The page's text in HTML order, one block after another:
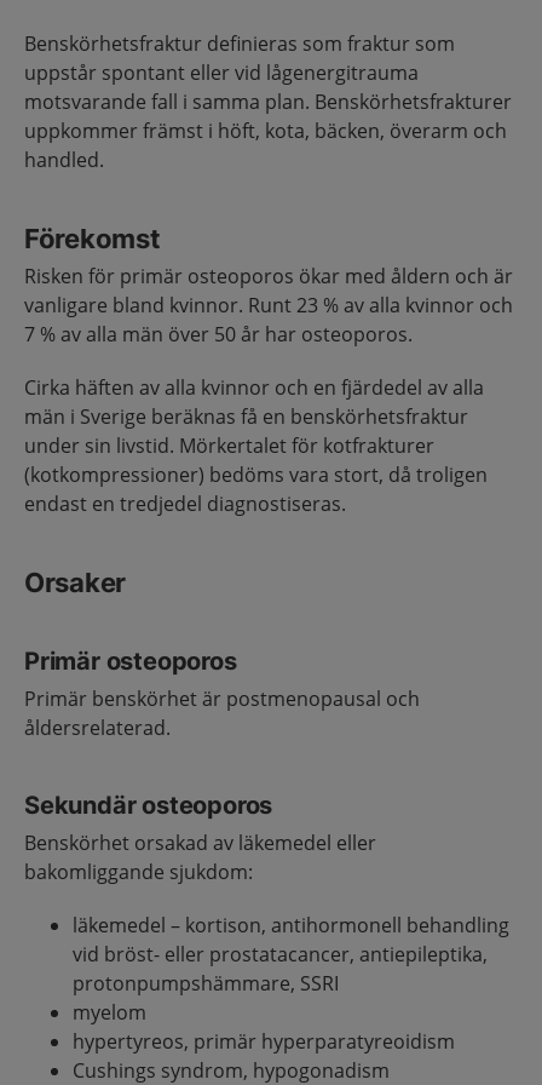
Benskörhetsfraktur definieras som fraktur som
uppstår spontant eller vid lågenergitrauma
motsvarande fall i samma plan. Benskörhetsfrakturer
uppkommer främst i höft, kota, bäcken, överarm och
handled.
Förekomst
Risken för primär osteoporos ökar med åldern och är
vanligare bland kvinnor. Runt 23 % av alla kvinnor och
7 % av alla män över 50 år har osteoporos.
Cirka häften av alla kvinnor och en fjärdedel av alla
män i Sverige beräknas få en benskörhetsfraktur
under sin livstid. Mörkertalet för kotfrakturer
(kotkompressioner) bedöms vara stort, då troligen
endast en tredjedel diagnostiseras.
Orsaker
Primär osteoporos
Primär benskörhet är postmenopausal och
åldersrelaterad.
Sekundär osteoporos
Benskörhet orsakad av läkemedel eller
bakomliggande sjukdom:
läkemedel – kortison, antihormonell behandling
vid bröst- eller prostatacancer, antiepileptika,
protonpumpshämmare, SSRI
myelom
hypertyreos, primär hyperparatyreoidism
Cushings syndrom, hypogonadism